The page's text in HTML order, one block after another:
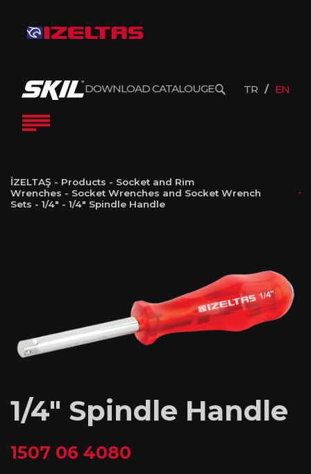
DOWNLOAD CATALOUGE TR EN
İZELTAŞ - Products - Socket and Rim
Wrenches - Socket Wrenches and Socket Wrench
Sets - 1/4" - 1/4″ Spindle Handle
1/4″ Spindle Handle
1507 06 4080